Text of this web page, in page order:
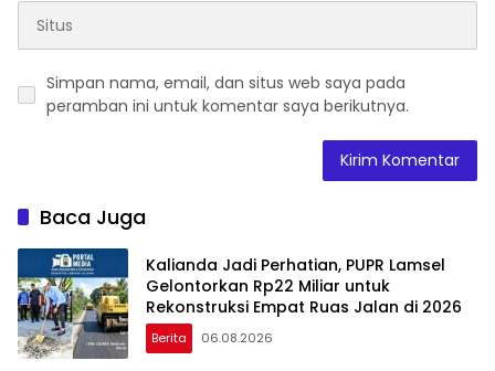
Simpan nama, email, dan situs web saya pada
peramban ini untuk komentar saya berikutnya.
Baca Juga
Kalianda Jadi Perhatian, PUPR Lamsel
Gelontorkan Rp22 Miliar untuk
Rekonstruksi Empat Ruas Jalan di 2026
Berita 06.08.2026